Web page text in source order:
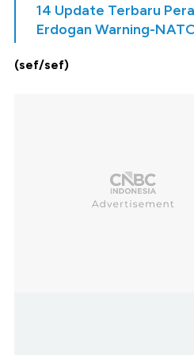
14 Update Terbaru
Erdogan Warning-
(sef/sef)